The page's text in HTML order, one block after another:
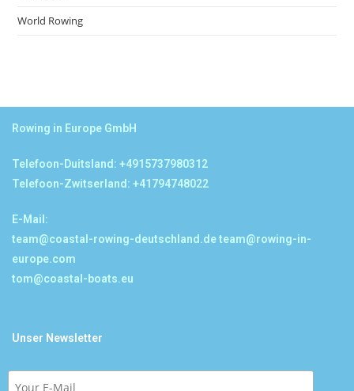
World Rowing
Rowing in Europe GmbH
Telefoon-Duitsland: +4915737980312
Telefoon-Zwitserland: +41794748022
E-Mail:
team@coastal-rowing-deutschland.deteam@rowing-in-
europe.com
tom@coastal-boats.eu
Unser Newsletter